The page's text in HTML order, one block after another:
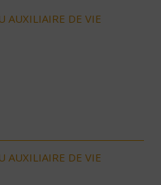
AUXILIAIRE DE VIE
AUXILIAIRE DE VIE